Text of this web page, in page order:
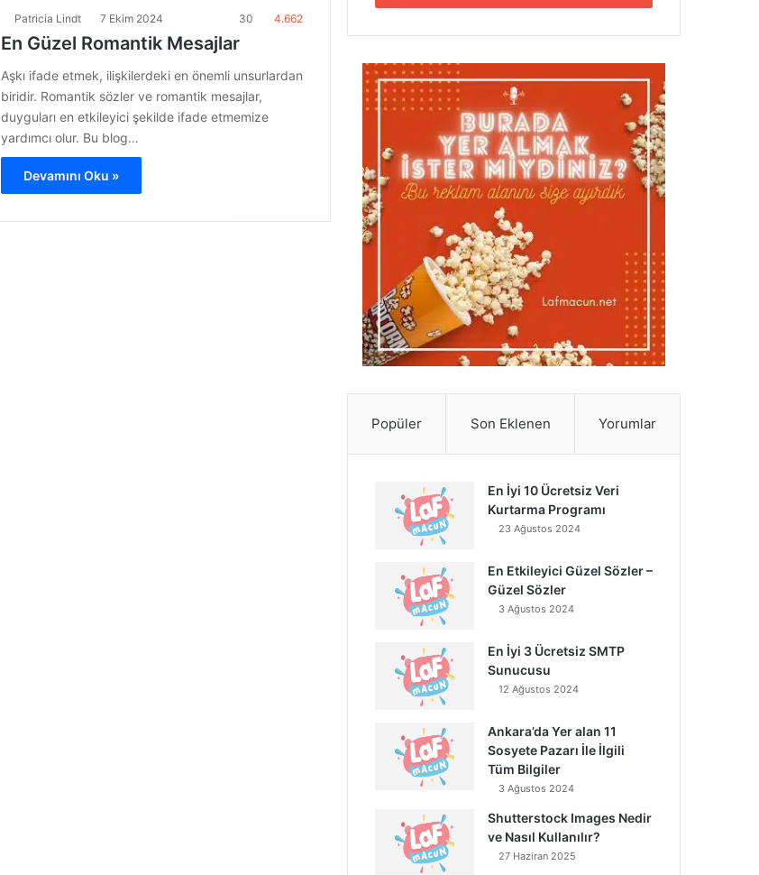
Patricia Lindt 7 Ekim 2024 30 4.662
En Güzel Romantik Mesajlar
Aşkı ifade etmek, ilişkilerdeki en önemli unsurlardan
biridir. Romantik sözler ve romantik mesajlar,
duyguları en etkileyici şekilde ifade etmemize
yardımcı olur. Bu blog…
Devamını Oku »
Popüler Son Eklenen Yorumlar
En İyi 10 Ücretsiz Veri
Kurtarma Programı
23 Ağustos 2024
En Etkileyici Güzel Sözler –
Güzel Sözler
3 Ağustos 2024
En İyi 3 Ücretsiz SMTP
Sunucusu
12 Ağustos 2024
Ankara’da Yer alan 11
Sosyete Pazarı İle İlgili
Tüm Bilgiler
3 Ağustos 2024
Shutterstock Images Nedir
ve Nasıl Kullanılır?
27 Haziran 2025